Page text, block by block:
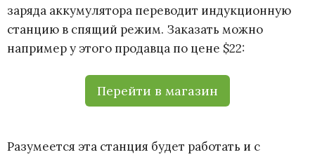
заряда аккумулятора переводит индукционную
станцию в спящий режим. Заказать можно
например у этого продавца по цене $22:
Перейти в магазин
Разумеется эта станция будет работать и с